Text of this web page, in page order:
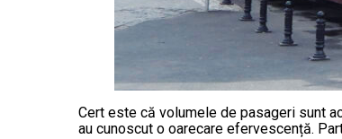
Cert este că volumele de pasageri sunt
au cunoscut o oarecare efervescență.